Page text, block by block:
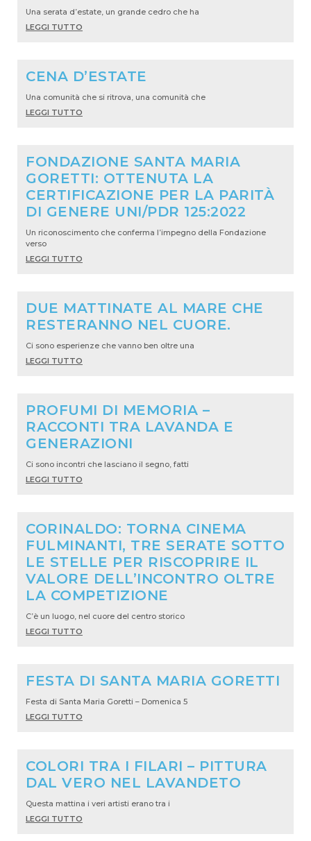
Una serata d’estate, un grande cedro che ha
LEGGI TUTTO
CENA D’ESTATE
Una comunità che si ritrova, una comunità che
LEGGI TUTTO
FONDAZIONE SANTA MARIA
GORETTI: OTTENUTA LA
CERTIFICAZIONE PER LA PARITÀ
DI GENERE UNI/PDR 125:2022
Un riconoscimento che conferma l’impegno della Fondazione
verso
LEGGI TUTTO
DUE MATTINATE AL MARE CHE
RESTERANNO NEL CUORE.
Ci sono esperienze che vanno ben oltre una
LEGGI TUTTO
PROFUMI DI MEMORIA –
RACCONTI TRA LAVANDA E
GENERAZIONI
Ci sono incontri che lasciano il segno, fatti
LEGGI TUTTO
CORINALDO: TORNA CINEMA
FULMINANTI, TRE SERATE SOTTO
LE STELLE PER RISCOPRIRE IL
VALORE DELL’INCONTRO OLTRE
LA COMPETIZIONE
C’è un luogo, nel cuore del centro storico
LEGGI TUTTO
FESTA DI SANTA MARIA GORETTI
Festa di Santa Maria Goretti – Domenica 5
LEGGI TUTTO
COLORI TRA I FILARI – PITTURA
DAL VERO NEL LAVANDETO
Questa mattina i veri artisti erano tra i
LEGGI TUTTO